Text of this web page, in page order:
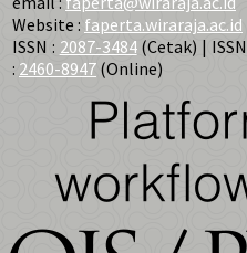
Website : faperta.wiraraja.ac.id
ISSN : 2087-3484(Cetak) | ISSN
: 2460-8947 (Online)